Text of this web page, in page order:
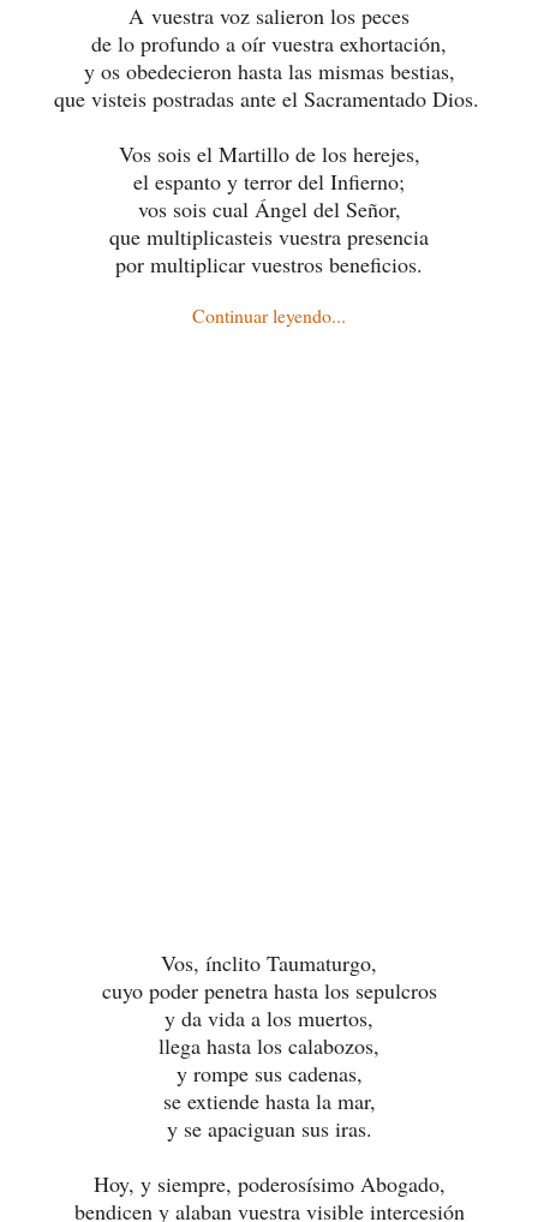
A vuestra voz salieron los peces
de lo profundo a oír vuestra exhortación,
y os obedecieron hasta las mismas bestias,
que visteis postradas ante el Sacramentado Dios.
Vos sois el Martillo de los herejes,
el espanto y terror del Infierno;
vos sois cual Ángel del Señor,
que multiplicasteis vuestra presencia
por multiplicar vuestros beneficios.
Continuar leyendo...
Vos, ínclito Taumaturgo,
cuyo poder penetra hasta los sepulcros
y da vida a los muertos,
llega hasta los calabozos,
y rompe sus cadenas,
se extiende hasta la mar,
y se apaciguan sus iras.
Hoy, y siempre, poderosísimo Abogado,
bendicen y alaban vuestra visible intercesión